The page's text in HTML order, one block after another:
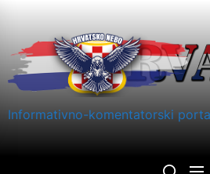
content
Informativno-komentatorski